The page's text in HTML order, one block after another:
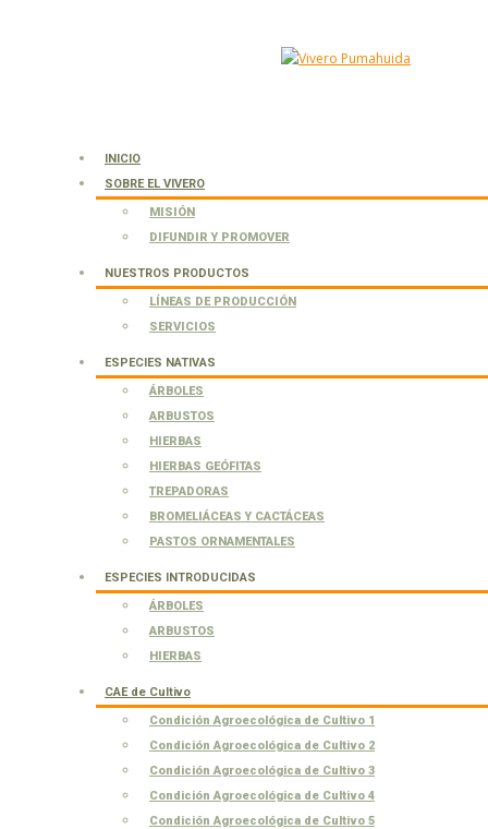
INICIO
SOBRE EL VIVERO
MISIÓN
DIFUNDIR Y PROMOVER
NUESTROS PRODUCTOS
LÍNEAS DE PRODUCCIÓN
SERVICIOS
ESPECIES NATIVAS
ÁRBOLES
ARBUSTOS
HIERBAS
HIERBAS GEÓFITAS
TREPADORAS
BROMELIÁCEAS Y CACTÁCEAS
PASTOS ORNAMENTALES
ESPECIES INTRODUCIDAS
ÁRBOLES
ARBUSTOS
HIERBAS
CAE de Cultivo
Condición Agroecológica de Cultivo 1
Condición Agroecológica de Cultivo 2
Condición Agroecológica de Cultivo 3
Condición Agroecológica de Cultivo 4
Condición Agroecológica de Cultivo 5